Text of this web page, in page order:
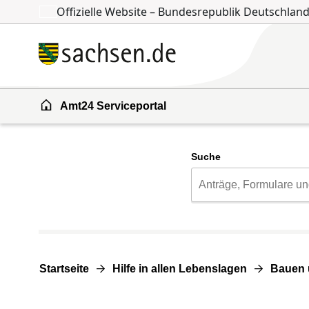
Zum Inhalt springen
Zur Suche springen
Offizielle Website – Bundesrepublik Deutschland
Amt24 Serviceportal
Suche
Startseite Hilfe in allen Lebenslagen Bauen